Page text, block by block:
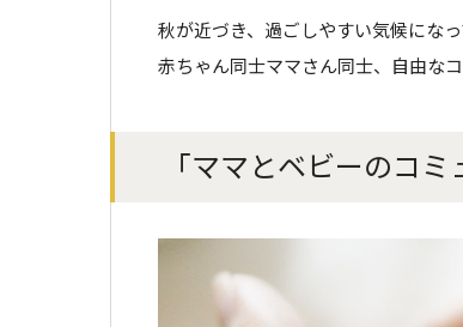
秋が近づき、過ごしやすい気候になっ
赤ちゃん同士ママさん同士、自由な
「ママとベビーのコ